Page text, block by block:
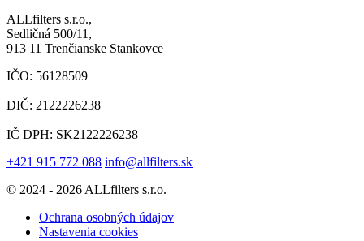
ALLfilters s.r.o.,
Sedličná 500/11,
913 11 Trenčianske Stankovce
IČO: 56128509
DIČ: 2122226238
IČ DPH: SK2122226238
+421 915 772 088 info@allfilters.sk
© 2024 - 2026 ALLfilters s.r.o.
Ochrana osobných údajov
Nastavenia cookies